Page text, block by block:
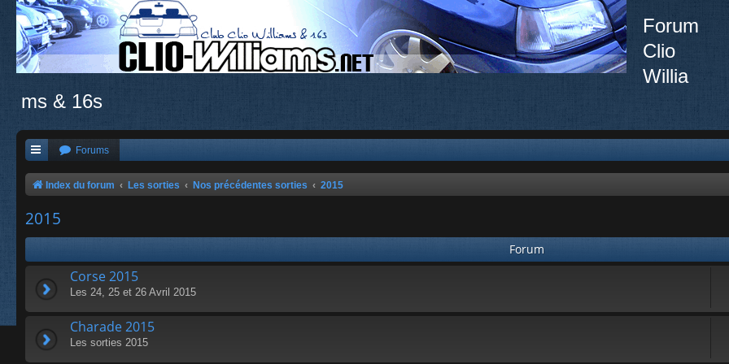
Forum
Clio
Willia
ms & 16s
Forums
Index du forum Les sorties Nos précédentes sorties 2015
2015
Forum
Corse 2015
Les 24, 25 et 26 Avril 2015
Charade 2015
Les sorties 2015